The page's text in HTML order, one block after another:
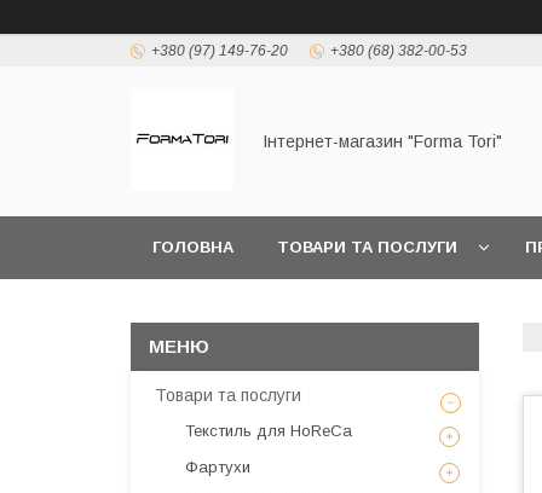
+380 (97) 149-76-20 +380 (68) 382-00-53
Інтернет-магазин "Forma Tori"
ГОЛОВНА ТОВАРИ ТА ПОСЛУГИ
Товари та послуги
Текстиль для HoReCa
Фартухи